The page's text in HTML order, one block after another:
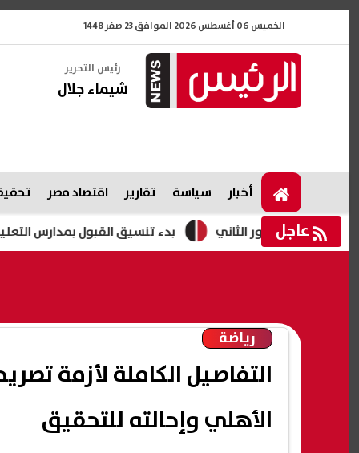
الخميس 06 أغسطس 2026 الموافق 23 صفر 1448
رئيس التحرير
شيماء جلال
أخبار سياسة تقارير اقتصاد مصر
عاجل بدء تنسيق القبول بمدارس التعليم الثانوى
رياضة
التفاصيل الكاملة لأزمة
الأهلي وإحالته للتحقيق